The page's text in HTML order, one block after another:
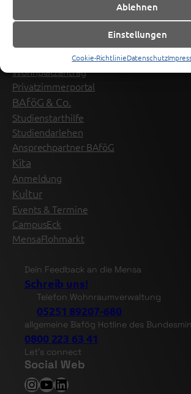
Ablehnen
Einstellungen
Cookie-RichtlinieDatenschutz
Gastronomie
Wohnplatzantrag
Privatzimmerportal
BAföG & Co.
Studienstarthilfe
Studiendarlehen
Ansprechpartner BAföG
Kita
Anmeldung
Kultur
Events & Termine
CampusEck
MensaFlohmarkt
Dein Feedback an die Mensa
Schreib uns!
Telefon Wohnraumverwaltung
05251 89207-680
allgemeine Bafög Hotline des
0800 223 63 41
Let’s connect
Social Web
Instagram
YouTube
LinkedIn